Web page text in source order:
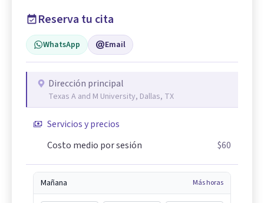
Reserva tu cita
WhatsApp Email
Dirección principal
Texas A and M University, Dallas, TX
Servicios y precios
Costo medio por sesión
$60
Mañana Más horas